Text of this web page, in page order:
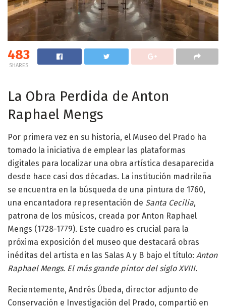
483
SHARES
La Obra Perdida de Anton
Raphael Mengs
Por primera vez en su historia, el Museo del Prado ha
tomado la iniciativa de emplear las plataformas
digitales para localizar una obra artística desaparecida
desde hace casi dos décadas. La institución madrileña
se encuentra en la búsqueda de una pintura de 1760,
una encantadora representación de Santa Cecilia,
patrona de los músicos, creada por Anton Raphael
Mengs (1728-1779). Este cuadro es crucial para la
próxima exposición del museo que destacará obras
inéditas del artista en las Salas A y B bajo el título: Anton
Raphael Mengs. El más grande pintor del siglo XVIII.
Recientemente, Andrés Úbeda, director adjunto de
Conservación e Investigación del Prado, compartió en